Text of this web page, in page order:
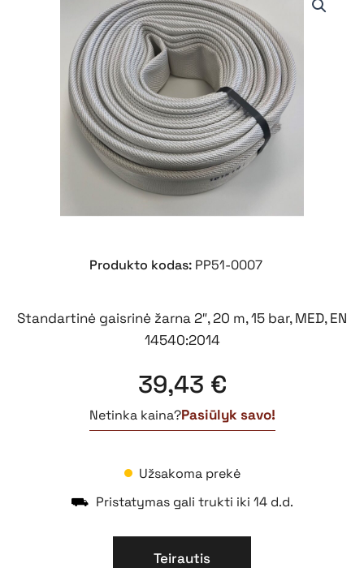
Produkto kodas: PP51-0007
Standartinė gaisrinė žarna 2″, 20 m, 15 bar, MED, EN
14540:2014
39,43 €
Netinka kaina?Pasiūlyk savo!
Užsakoma prekė
⛟ Pristatymas gali trukti iki 14 d.d.
Teirautis